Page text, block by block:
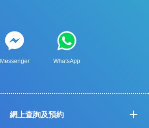
Messenger WhatsApp
網上查詢及預約